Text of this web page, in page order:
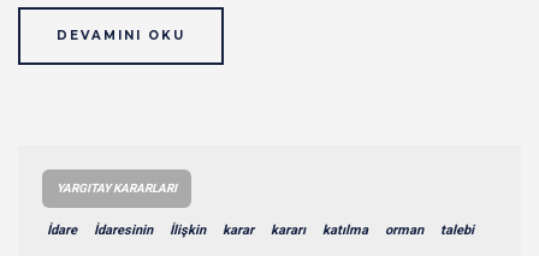
DEVAMINI OKU
YARGITAY KARARLARI
İdare İdaresinin İlişkin karar kararı katılma orman talebi